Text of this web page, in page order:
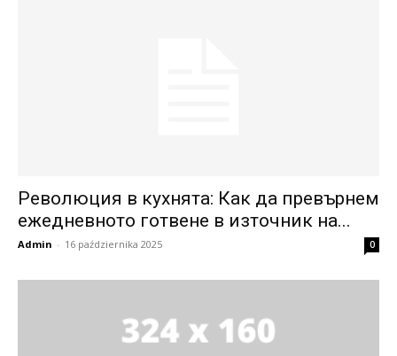
Революция в кухнята: Как да превърнем
ежедневното готвене в източник на...
Admin - 16 października 2025 0